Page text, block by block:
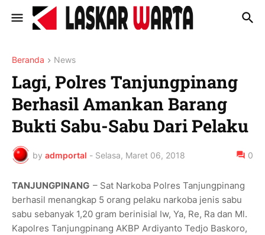
Beranda News
Lagi, Polres Tanjungpinang
Berhasil Amankan Barang
Bukti Sabu-Sabu Dari Pelaku
by admportal - Selasa, Maret 06, 2018 0
TANJUNGPINANG – Sat Narkoba Polres Tanjungpinang
berhasil menangkap 5 orang pelaku narkoba jenis sabu
sabu sebanyak 1,20 gram berinisial Iw, Ya, Re, Ra dan Ml.
Kapolres Tanjungpinang AKBP Ardiyanto Tedjo Baskoro,